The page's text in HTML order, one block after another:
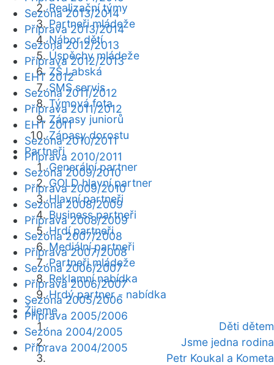
Realizační týmy
Partneři mládeže
Nábor dětí
Úspěchy mládeže
ZŠ Labská
SMS servis
Týmová fota
Zápasy juniorů
Zápasy dorostu
Partneři
Generální partner
GOLD hlavní partner
Hlavní partneři
Business partneři
Hrdí partneři
Mediální partneři
Partneři mládeže
Reklamní nabídka
Hrdý partner - nabídka
Žijeme
Děti dětem
Jsme jedna rodina
Petr Koukal a Kometa
Sezóna 2013/2014
Příprava 2013/2014
Sezóna 2012/2013
Příprava 2012/2013
EHT 2012
Sezóna 2011/2012
Příprava 2011/2012
EHT 2011
Sezóna 2010/2011
Příprava 2010/2011
Sezóna 2009/2010
Příprava 2009/2010
Sezóna 2008/2009
Příprava 2008/2009
Sezóna 2007/2008
Příprava 2007/2008
Sezóna 2006/2007
Příprava 2006/2007
Sezóna 2005/2006
Příprava 2005/2006
Sezóna 2004/2005
Příprava 2004/2005